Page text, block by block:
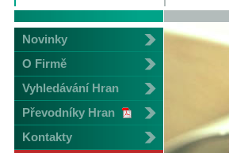
Novinky
O Firmě
Vyhledávání Hran
Převodníky Hran
Kontakty